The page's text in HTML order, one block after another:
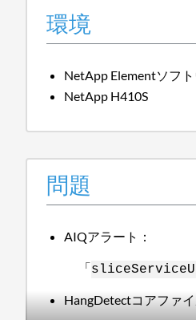
環境
NetApp Elementソフ
NetApp H410S
問題
AIQアラート：
「
HangDetectコアファ